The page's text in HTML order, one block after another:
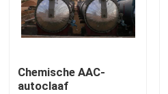
Chemische AAC-
autoclaaf